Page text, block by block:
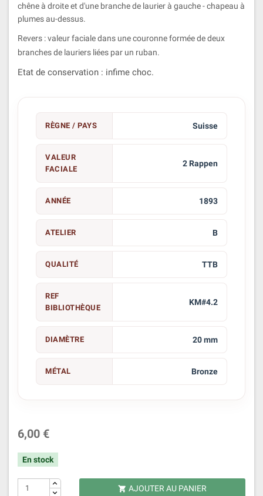
chêne à droite et d'une branche de laurier à gauche - chapeau à
plumes au-dessus.
Revers : valeur faciale dans une couronne formée de deux
branches de lauriers liées par un ruban.
Etat de conservation : infime choc.
RÈGNE / PAYS Suisse
VALEUR
FACIALE
2 Rappen
ANNÉE 1893
ATELIER B
QUALITÉ TTB
REF
BIBLIOTHÈQUE
KM#4.2
DIAMÈTRE 20 mm
MÉTAL Bronze
6,00 €
En stock
 AJOUTER AU PANIER